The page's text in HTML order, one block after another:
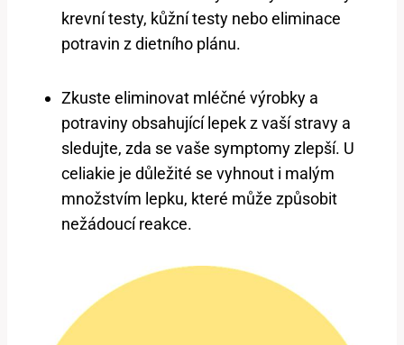
krevní testy, kůžní testy nebo eliminace
potravin z dietního plánu.
Zkuste eliminovat mléčné výrobky a
potraviny obsahující lepek z vaší stravy a
sledujte, zda se vaše symptomy zlepší. U
celiakie je důležité se vyhnout i malým
množstvím lepku, které může způsobit
nežádoucí reakce.